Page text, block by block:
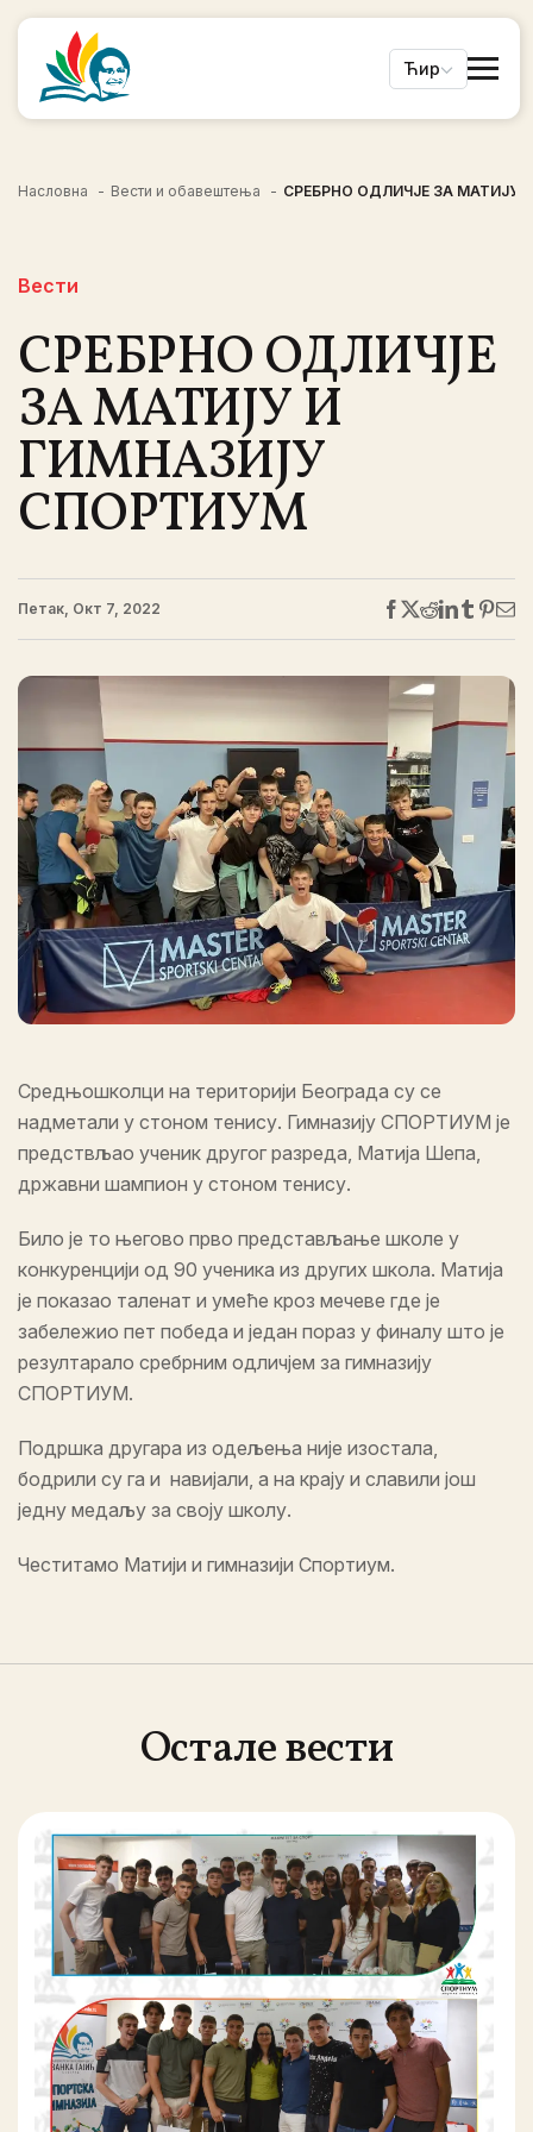
Ћир
Насловна Вести и обавештења СРЕБРНО ОДЛИЧЈЕ ЗА МАТИЈУ
Вести
СРЕБРНО ОДЛИЧЈЕ
ЗА МАТИЈУ И
ГИМНАЗИЈУ
СПОРТИУМ
Петак, Окт 7, 2022
Средњошколци на територији Београда су се
надметали у стоном тенису. Гимназију СПОРТИУМ је
предствљао ученик другог разреда, Матија Шепа,
државни шампион у стоном тенису.
Било је то његово прво представљање школе у
конкуренцији од 90 ученика из других школа. Матија
је показао таленат и умеће кроз мечеве где је
забележио пет победа и један пораз у финалу што је
резултарало сребрним одличјем за гимназију
СПОРТИУМ.
Подршка другара из одељења није изостала,
бодрили су га и навијали, а на крају и славили још
једну медаљу за своју школу.
Честитамо Матији и гимназији Спортиум.
Остале вести